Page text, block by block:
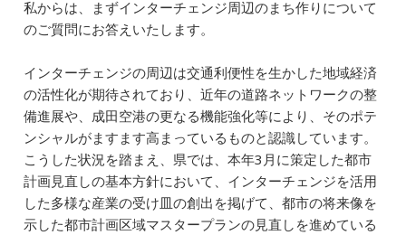
私からは、まずインターチェンジ周辺のまち作りについて
のご質問にお答えいたします。
インターチェンジの周辺は交通利便性を生かした地域経済
の活性化が期待されており、近年の道路ネットワークの整
備進展や、成田空港の更なる機能強化等により、そのポテ
ンシャルがますます高まっているものと認識しています。
こうした状況を踏まえ、県では、本年3月に策定した都市
計画見直しの基本方針において、インターチェンジを活用
した多様な産業の受け皿の創出を掲げて、都市の将来像を
示した都市計画区域マスタープランの見直しを進めている